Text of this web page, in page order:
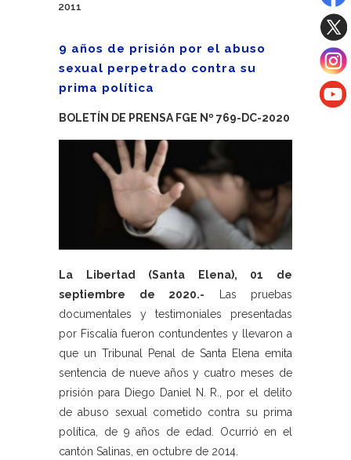
2011
9 años de prisión por el abuso
sexual perpetrado contra su
prima política
BOLETÍN DE PRENSA FGE Nº 769-DC-2020
La Libertad (Santa Elena), 01 de
septiembre de 2020.- Las pruebas
documentales y testimoniales presentadas
por Fiscalía fueron contundentes y llevaron a
que un Tribunal Penal de Santa Elena emita
sentencia de nueve años y cuatro meses de
prisión para Diego Daniel N. R., por el delito
de abuso sexual cometido contra su prima
política, de 9 años de edad. Ocurrió en el
cantón Salinas, en octubre de 2014.